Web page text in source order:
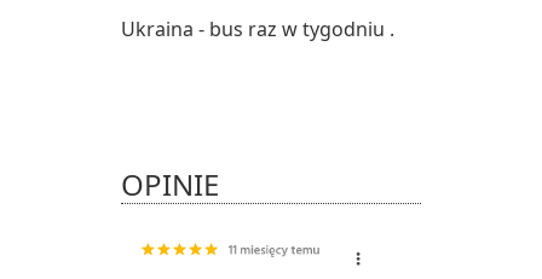
Ukraina - bus raz w tygodniu .
OPINIE